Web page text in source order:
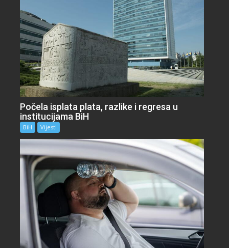
Počela isplata plata, razlike i regresa u
institucijama BiH
BiH Vijesti